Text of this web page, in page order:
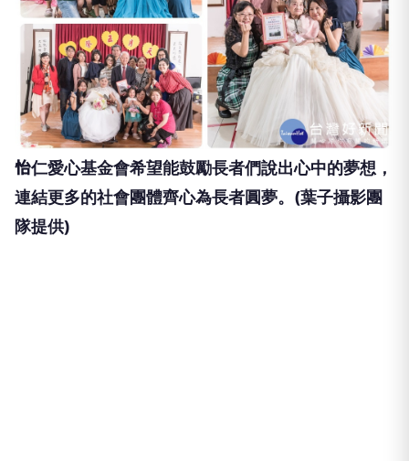
怡仁愛心基金會希望能鼓勵長者們說出心中的夢想，
連結更多的社會團體齊心為長者圓夢。(葉子攝影團
隊提供)